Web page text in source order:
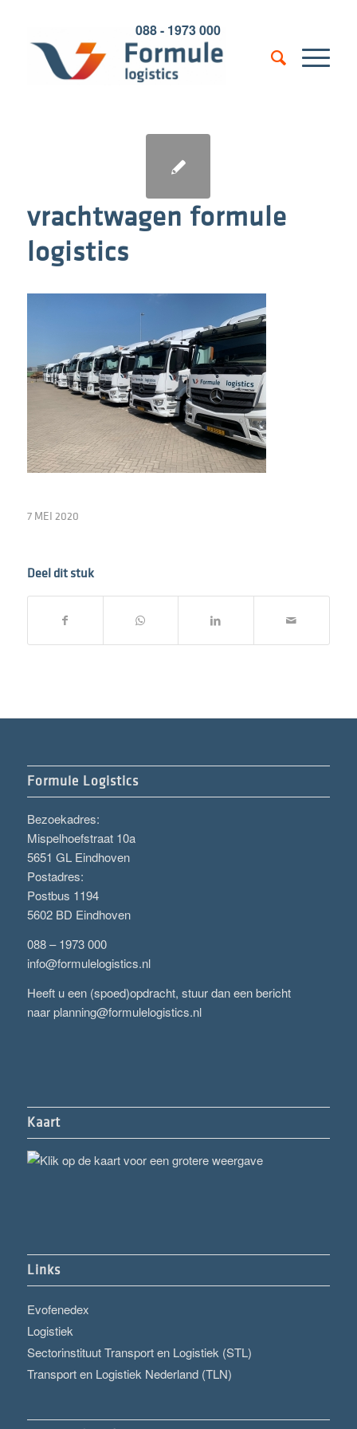
088 - 1973 000
vrachtwagen formule
logistics
7 MEI 2020
Deel dit stuk
Formule Logistics
Bezoekadres:
Mispelhoefstraat 10a
5651 GL Eindhoven
Postadres:
Postbus 1194
5602 BD Eindhoven
088 – 1973 000
info@formulelogistics.nl
Heeft u een (spoed)opdracht, stuur dan een bericht
naarplanning@formulelogistics.nl
Kaart
Links
Evofenedex
Logistiek
Sectorinstituut Transport en Logistiek (STL)
Transport en Logistiek Nederland (TLN)